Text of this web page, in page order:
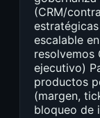
(CRM/
escalable
resolvemos
ejecutivo)
productos
(margen,
bloqueo de